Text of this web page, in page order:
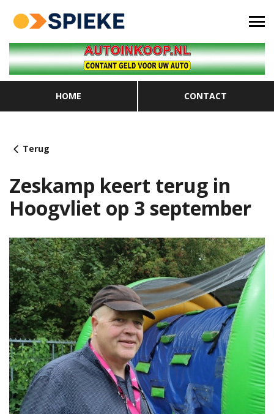
HOME CONTACT
Terug
Zeskamp keert terug in
Hoogvliet op 3 september